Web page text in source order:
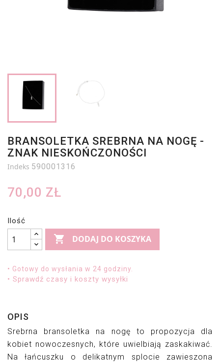
BRANSOLETKA SREBRNA NA NOGĘ -
ZNAK NIESKOŃCZONOŚCI
Indeks 590001316
70,00 ZŁ
Ilość
 DODAJ DO KOSZYKA
• Gotowy do wysłania w 24 godziny.
• Sprawdź czasy i koszty wysyłki
OPIS
Srebrna bransoletka na nogę to propozycja dla
kobiet nowoczesnych, które uwielbiają zaskakiwać.
Na łańcuszku o delikatnym splocie zawieszona